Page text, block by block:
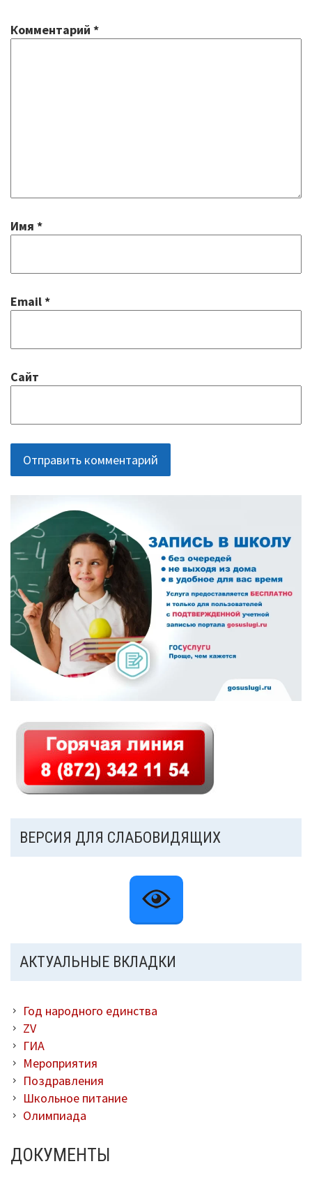
Комментарий *
Имя *
Email*
Сайт
ОСНОВНАЯ
ПАНЕЛЬ
ВЕРСИЯ ДЛЯ СЛАБОВИДЯЩИХ
АКТУАЛЬНЫЕ ВКЛАДКИ
Год народного единства
ZV
ГИА
Мероприятия
Поздравления
Школьное питание
Олимпиада
ДОКУМЕНТЫ